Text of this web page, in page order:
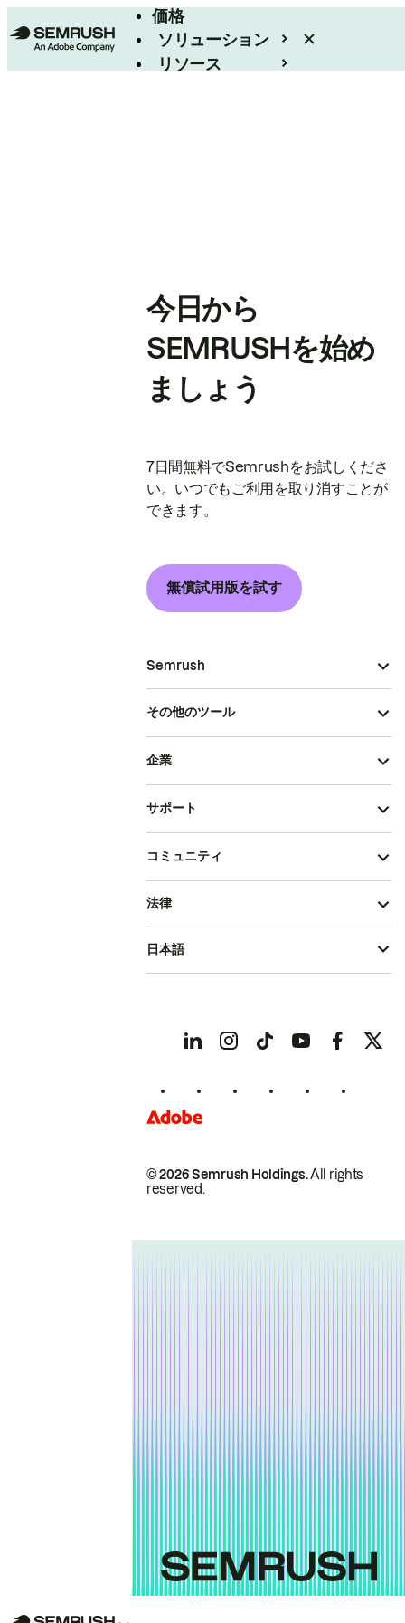
価格
ソリューション
リソース
今日から
SEMRUSHを始め
ましょう
7日間無料でSemrushをお試しくださ
い。いつでもご利用を取り消すことが
できます。
無償試用版を試す
Semrush
その他のツール
企業
サポート
コミュニティ
© 2026 Semrush Holdings.All rights
reserved.
法律
日本語